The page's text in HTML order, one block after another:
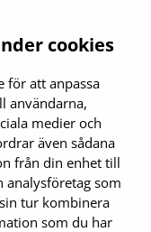
cookies
för att anpassa
användarna,
medier och
även sådana
från din enhet till
analysföretag som
tur kombinera
som du har